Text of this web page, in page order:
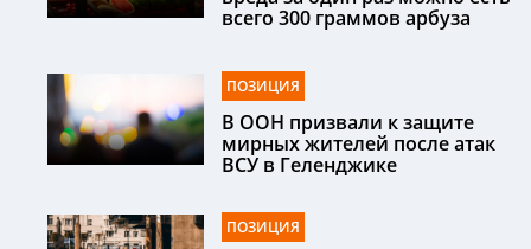
всего 300 граммов арбуза
ПОЗИЦИЯ
В ООН призвали к защите
мирных жителей после атак
ВСУ в Геленджике
ПОЗИЦИЯ